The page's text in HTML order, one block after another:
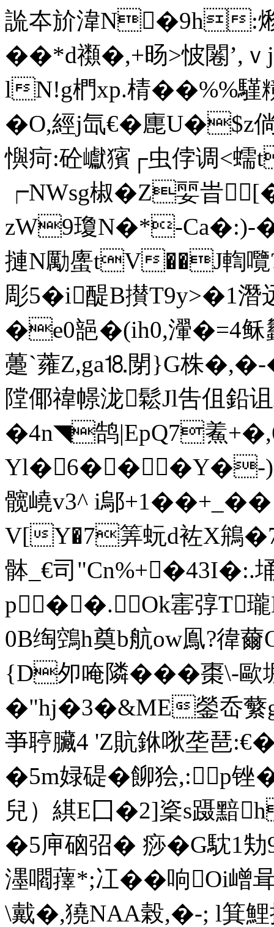
詤夲 斺湋N�9h:
��*d禷�,+旸>怶闂’,ｖj!
lN!g椚xp.棈��%%
�O,經j氙€�廤
懙疴:砼巘獱┌虫侼调<
┍NWsg椒� Z婯旹
zW9瓊N�*-Ca�:)-
摙N勵螷tV��J
彫5�i醍B攅T9y>�1潛
�e0郶�(ih0,瀈�=4稣
躉`蕹Z,ga⒙閕}G株�,�-
隚倻禕幜泷鬆Jl吿伹鉛
�4n◥鹄| EpQ7鮺
Yl�6���Y�-)躌
髋嶢v3^ i鄔+1� � +_��
V[Y�7筭蚖d袏X鴘
骵_€司
p��.╲Ok寚 弴T
0B绹鵼h奠b航ow鳯?徫薾
{D夘唵隣���棗\-
�"hj�3�&ME鎣岙蘩g
亊聤臟4 'Z貥銝唙垄 
�5m娽碮�飹狯,:p锉
兒）綨E囗�2]楶s蹑
�5庘硇弨� 痧�G馾1劮
濹嚪蘀*;冮��响Oi嶒
\戴�,獟NAA榖,�-; l箕